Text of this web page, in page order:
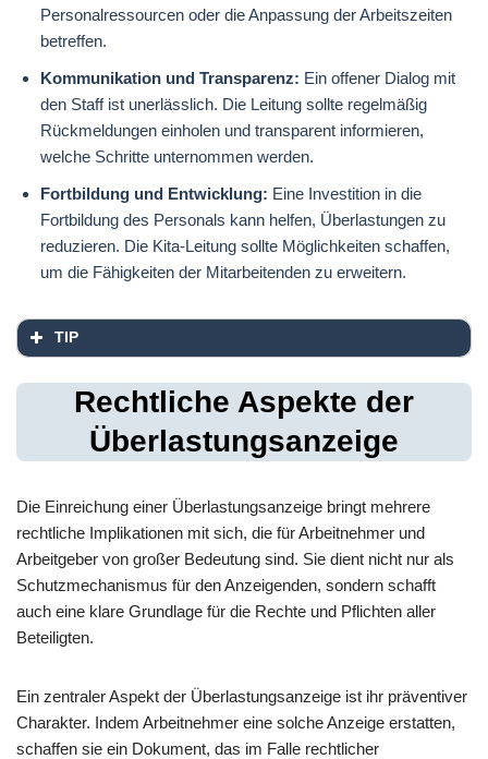
Personalressourcen oder die Anpassung der Arbeitszeiten
betreffen.
Kommunikation und Transparenz: Ein offener Dialog mit
den Staff ist unerlässlich. Die Leitung sollte regelmäßig
Rückmeldungen einholen und transparent informieren,
welche Schritte unternommen werden.
Fortbildung und Entwicklung: Eine Investition in die
Fortbildung des Personals kann helfen, Überlastungen zu
reduzieren. Die Kita-Leitung sollte Möglichkeiten schaffen,
um die Fähigkeiten der Mitarbeitenden zu erweitern.
TIP
Rechtliche Aspekte der
Überlastungsanzeige
Die Einreichung einer Überlastungsanzeige bringt mehrere
rechtliche Implikationen mit sich, die für Arbeitnehmer und
Arbeitgeber von großer Bedeutung sind. Sie dient nicht nur als
Schutzmechanismus für den Anzeigenden, sondern schafft
auch eine klare Grundlage für die Rechte und Pflichten aller
Beteiligten.
Ein zentraler Aspekt der Überlastungsanzeige ist ihr präventiver
Charakter. Indem Arbeitnehmer eine solche Anzeige erstatten,
schaffen sie ein Dokument, das im Falle rechtlicher